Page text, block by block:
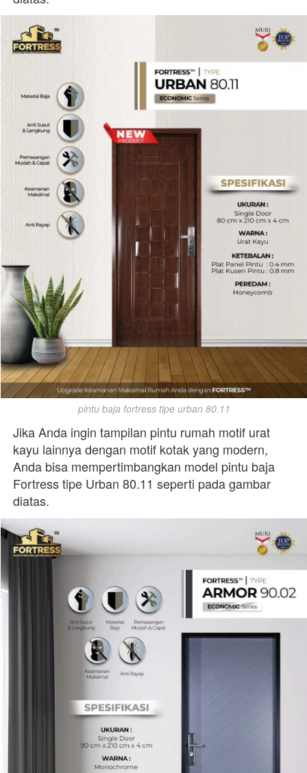
pintu baja fortress tipe urban 80.11
Jika Anda ingin tampilan pintu rumah motif urat
kayu lainnya dengan motif kotak yang modern,
Anda bisa mempertimbangkan model pintu baja
Fortress tipe Urban 80.11 seperti pada gambar
diatas.